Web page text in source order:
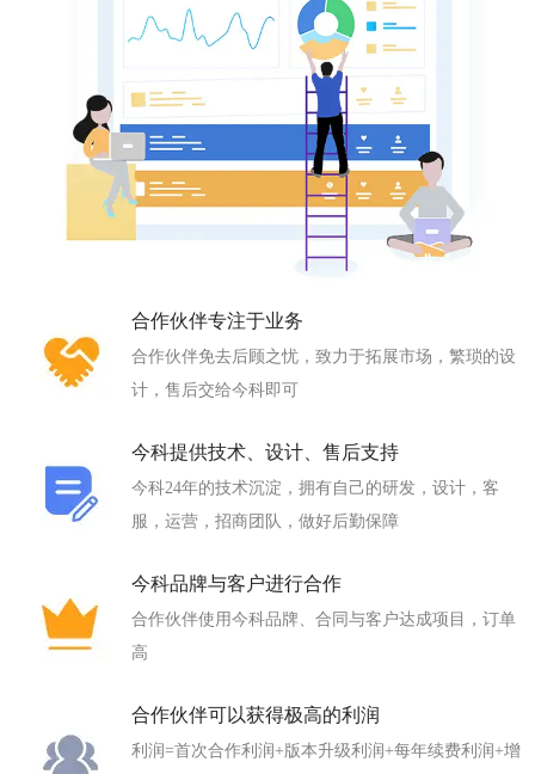
合作伙伴专注于业务
合作伙伴免去后顾之忧，致力于拓展市场，繁琐的设
计，售后交给今科即可
今科提供技术、设计、售后支持
今科24年的技术沉淀，拥有自己的研发，设计，客
服，运营，招商团队，做好后勤保障
今科品牌与客户进行合作
合作伙伴使用今科品牌、合同与客户达成项目，订单
高
合作伙伴可以获得极高的利润
利润=首次合作利润+版本升级利润+每年续费利润+增